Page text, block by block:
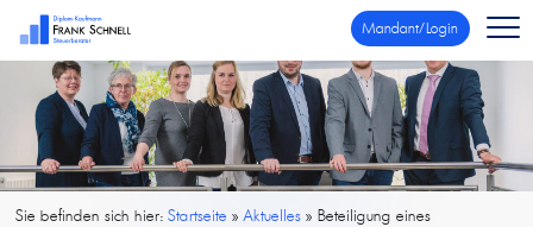
Mandant/Login
Sie befinden sich hier:Startseite »Aktuelles »Beteiligung eines